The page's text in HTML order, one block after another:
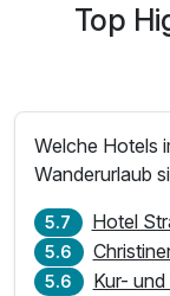
inkl.
inkl. 1 Flasche
Top
Welche Hotels
Wanderurlaub
5.7 Hotel
5.6
5.6 Kur-